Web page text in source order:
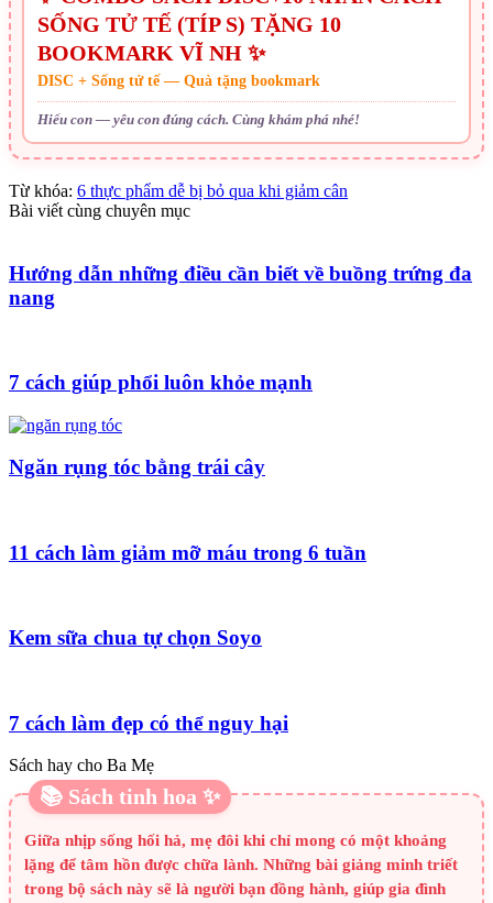
SỐNG TỬ TẾ (TÍP S) TẶNG 10
BOOKMARK VĨ NH ✨
DISC + Sống tử tế — Quà tặng bookmark
Hiểu con — yêu con đúng cách. Cùng khám phá nhé!
Từ khóa: 6 thực phẩm dễ bị bỏ qua khi giảm cân
Bài viết cùng chuyên mục
Hướng dẫn những điều cần biết về buồng trứng đa
nang
7 cách giúp phổi luôn khỏe mạnh
Ngăn rụng tóc bằng trái cây
11 cách làm giảm mỡ máu trong 6 tuần
Kem sữa chua tự chọn Soyo
7 cách làm đẹp có thể nguy hại
Sách hay cho Ba Mẹ
📚 Sách tinh hoa ✨
Giữa nhịp sống hối hả, mẹ đôi khi chỉ mong có một khoảng
lặng để tâm hồn được chữa lành. Những bài giảng minh triết
trong bộ sách này sẽ là người bạn đồng hành, giúp gia đình